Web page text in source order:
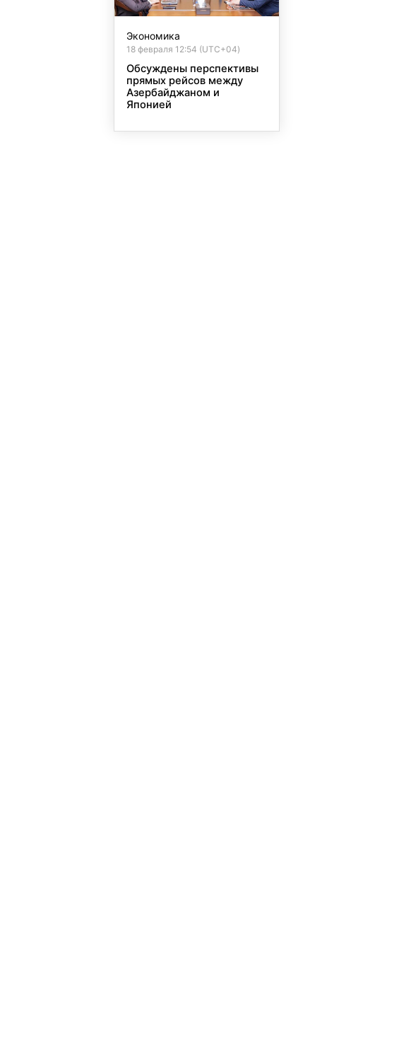
Экономика
18 февраля 12:54 (UTC+04)
Обсуждены перспективы
прямых рейсов между
Азербайджаном и
Японией